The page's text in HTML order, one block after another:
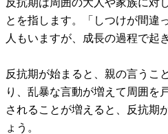
とを指します。「しつけが間違
人もいますが、成長の過程で起
反抗期が始まると、親の言うこ
り、乱暴な言動が増えて周囲を
されることが増えると、反抗期
ょう。